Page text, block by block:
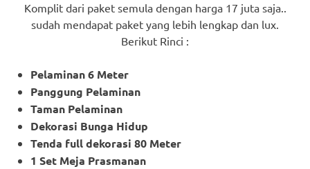
Komplit dari paket semula dengan harga 17 juta saja..
sudah mendapat paket yang lebih lengkap dan lux.
Berikut Rinci :
Pelaminan 6 Meter
Panggung Pelaminan
Taman Pelaminan
Dekorasi Bunga Hidup
Tenda full dekorasi 80 Meter
1 Set Meja Prasmanan